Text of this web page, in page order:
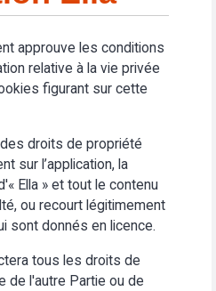
approuve les conditions
relative à la vie privée
figurant sur cette
droits de propriété
sur l’application, la
Ella » et tout le contenu
ou recourt légitimement
sont donnés en licence.
tous les droits de
de l'autre Partie ou de